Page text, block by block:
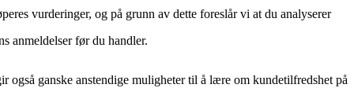
vurderinger, og på grunn av dette foreslår vi at du analyserer
anmeldelser før du handler.
også ganske anstendige muligheter til å lære om kundetilfredshet på